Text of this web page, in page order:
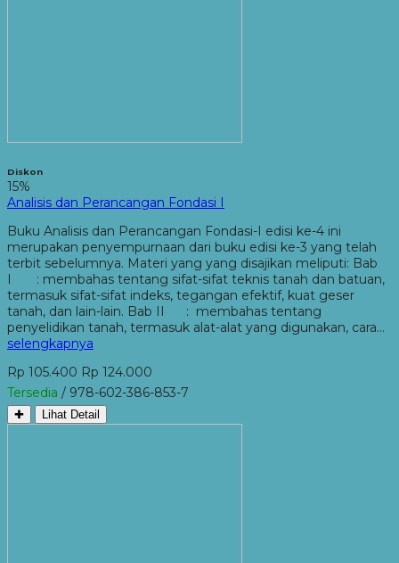
Diskon
15%
Analisis dan Perancangan Fondasi I
Buku Analisis dan Perancangan Fondasi-I edisi ke-4 ini
merupakan penyempurnaan dari buku edisi ke-3 yang telah
terbit sebelumnya. Materi yang yang disajikan meliputi: Bab
I : membahas tentang sifat-sifat teknis tanah dan batuan,
termasuk sifat-sifat indeks, tegangan efektif, kuat geser
tanah, dan lain-lain. Bab II : membahas tentang
penyelidikan tanah, termasuk alat-alat yang digunakan, cara…
selengkapnya
Rp 105.400 Rp 124.000
Tersedia / 978-602-386-853-7
✚ Lihat Detail